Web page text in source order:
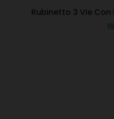
Rubinetto 3 Vie Con